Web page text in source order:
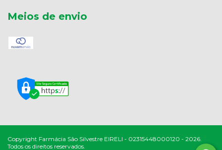
Meios de envio
Copyright Farmácia São Silvestre EIRELI - 02315448000120 - 2026.
Todos os direitos reservados.